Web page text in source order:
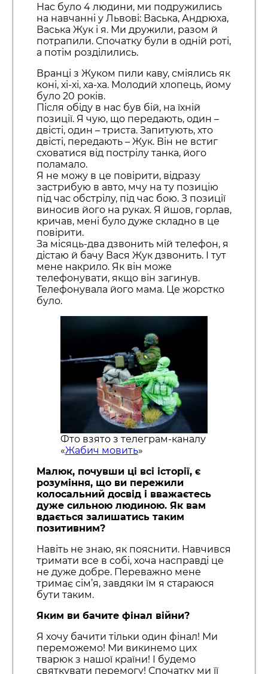
Нас було 4 людини, ми подружились
на навчанні у Львові: Васька, Андрюха,
Васька Жук і я. Ми дружили, разом й
потрапили. Спочатку були в одній роті,
а потім розділились.
Вранці з Жуком пили каву, сміялись як
коні, хі-хі, ха-ха. Молодий хлопець, йому
було 20 років.
Після обіду в нас був бій, на їхній
позиції. Я чую, що передають, один –
двісті, один – триста. Запитують, хто
двісті, передають – Жук. Він не встиг
сховатися від пострілу танка, його
поламало.
Я не можу в це повірити, відразу
застрибую в авто, мчу на ту позицію
під час обстрілу, під час бою. З позиції
виносив його на руках. Я йшов, горлав,
кричав, мені було дуже складно в це
повірити.
За місяць-два дзвонить мій телефон, я
дістаю й бачу Вася Жук дзвонить. І тут
мене накрило. Як він може
телефонувати, якщо він загинув.
Телефонувала його мама. Це жорстко
було.
Фто взято з телеграм-каналу
«Жабич мовить»
Малюк, почувши ці всі історії, є
розуміння, що ви пережили
колосальний досвід і вважаєтесь
дуже сильною людиною. Як вам
вдається залишатись таким
позитивним?
Навіть не знаю, як пояснити. Навчився
тримати все в собі, хоча насправді це
не дуже добре. Переважно мене
тримає сім’я, завдяки їм я стараюся
бути таким.
Яким ви бачите фінал війни?
Я хочу бачити тільки один фінал! Ми
переможемо! Ми викинемо цих
тварюк з нашої країни! І будемо
святкувати перемогу! Спочатку ми її